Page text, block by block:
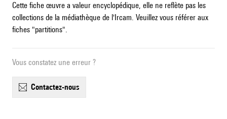
Cette fiche œuvre a valeur encyclopédique, elle ne reflète pas les
collections de la médiathèque de l'Ircam. Veuillez vous référer aux
fiches "partitions".
Vous constatez une erreur ?
contactez-nous